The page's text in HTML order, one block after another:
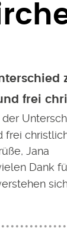
frei
der
frei
Jana
Dank